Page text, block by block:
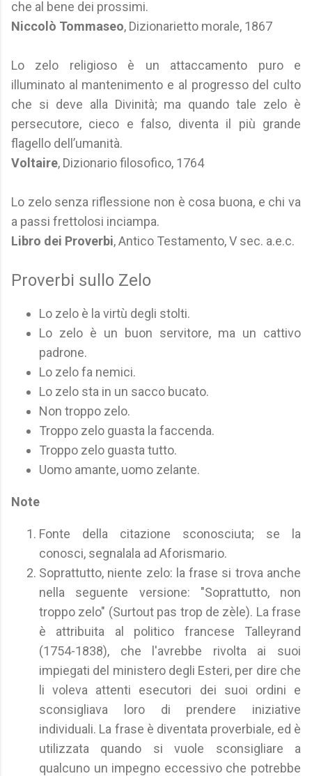
che al bene dei prossimi.
Niccolò Tommaseo, Dizionarietto morale, 1867
Lo zelo religioso è un attaccamento puro e
illuminato al mantenimento e al progresso del culto
che si deve alla Divinità; ma quando tale zelo è
persecutore, cieco e falso, diventa il più grande
flagello dell’umanità.
Voltaire, Dizionario filosofico, 1764
Lo zelo senza riflessione non è cosa buona, e chi va
a passi frettolosi inciampa.
Libro dei Proverbi, Antico Testamento, V sec. a.e.c.
Proverbi sullo Zelo
Lo zelo è la virtù degli stolti.
Lo zelo è un buon servitore, ma un cattivo
padrone.
Lo zelo fa nemici.
Lo zelo sta in un sacco bucato.
Non troppo zelo.
Troppo zelo guasta la faccenda.
Troppo zelo guasta tutto.
Uomo amante, uomo zelante.
Note
Fonte della citazione sconosciuta; se la
conosci, segnalala ad Aforismario.
Soprattutto, niente zelo: la frase si trova anche
nella seguente versione: "Soprattutto, non
troppo zelo" (Surtout pas trop de zèle). La frase
è attribuita al politico francese Talleyrand
(1754-1838), che l'avrebbe rivolta ai suoi
impiegati del ministero degli Esteri, per dire che
li voleva attenti esecutori dei suoi ordini e
sconsigliava loro di prendere iniziative
individuali. La frase è diventata proverbiale, ed è
utilizzata quando si vuole sconsigliare a
qualcuno un impegno eccessivo che potrebbe